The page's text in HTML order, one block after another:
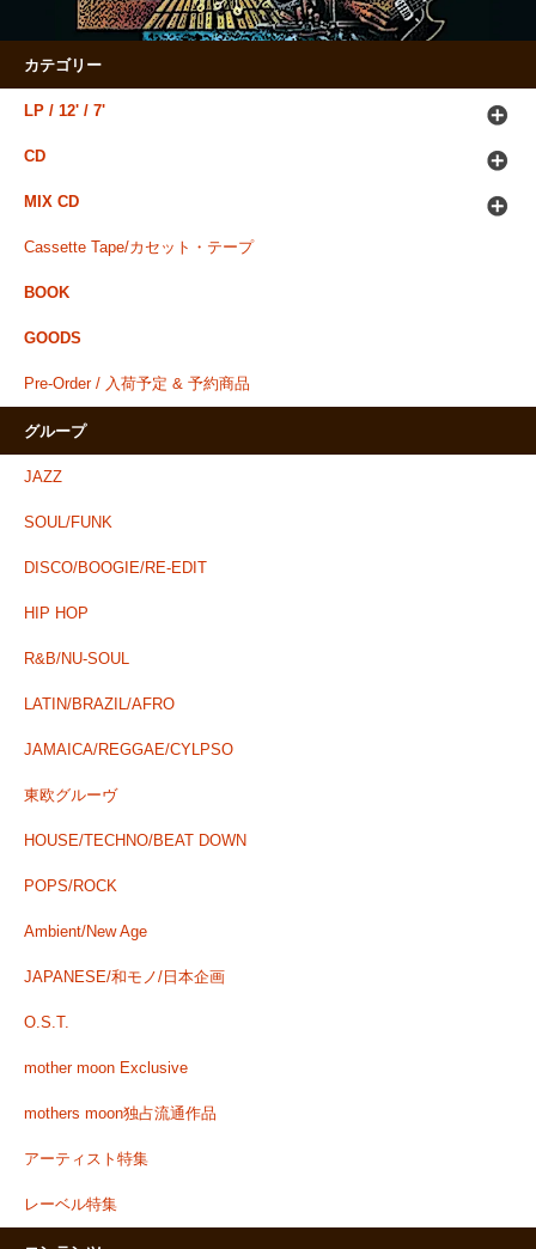
カテゴリー
LP / 12' / 7'
CD
MIX CD
Cassette Tape/カセット・テープ
BOOK
GOODS
Pre-Order / 入荷予定 & 予約商品
グループ
JAZZ
SOUL/FUNK
DISCO/BOOGIE/RE-EDIT
HIP HOP
R&B/NU-SOUL
LATIN/BRAZIL/AFRO
JAMAICA/REGGAE/CYLPSO
東欧グルーヴ
HOUSE/TECHNO/BEAT DOWN
POPS/ROCK
Ambient/New Age
JAPANESE/和モノ/日本企画
O.S.T.
mother moon Exclusive
mothers moon独占流通作品
アーティスト特集
レーベル特集